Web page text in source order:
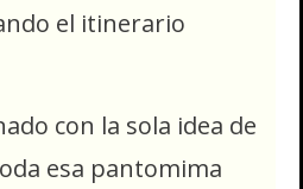
el itinerario
con la sola idea de
esa pantomima